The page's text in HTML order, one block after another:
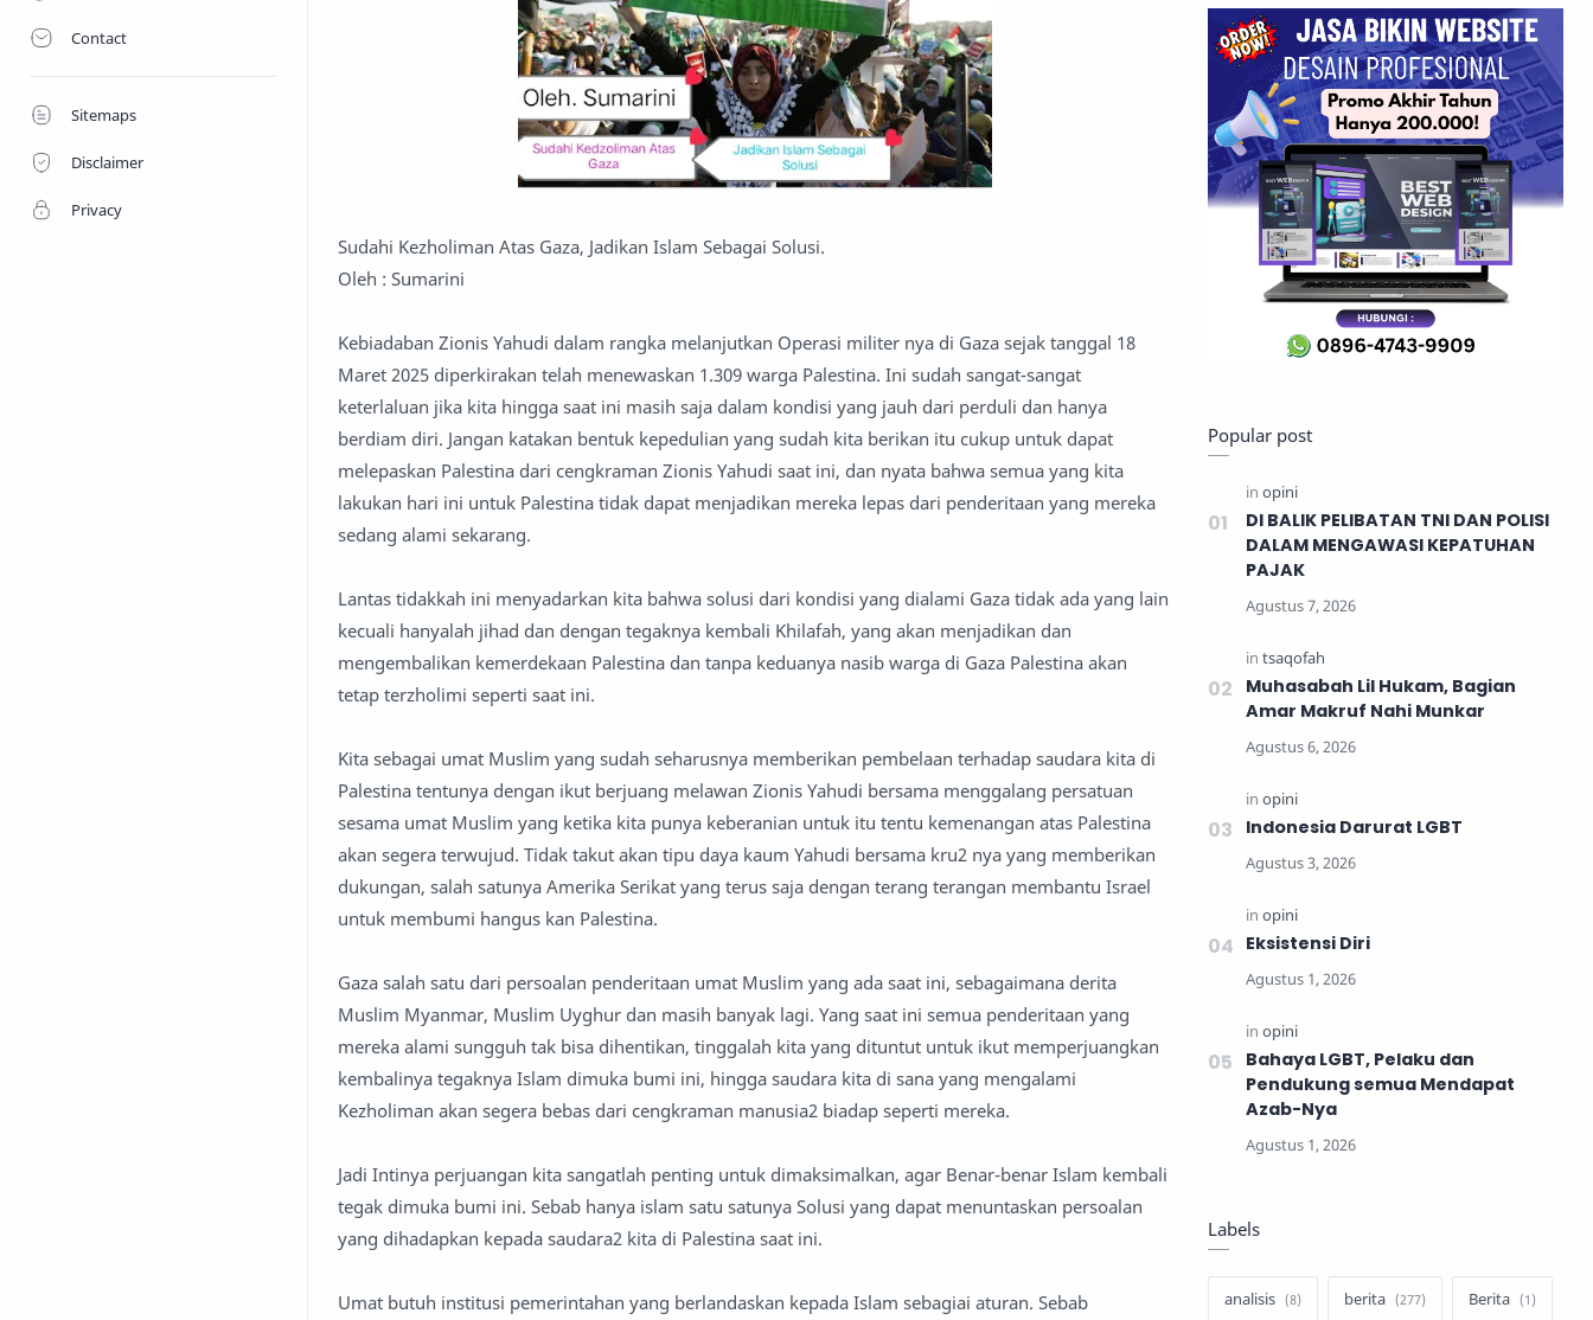
Contact
Sitemaps
Disclaimer
Privacy
Sudahi Kezholiman Atas Gaza, Jadikan Islam Sebagai Solusi.
Oleh : Sumarini
Kebiadaban Zionis Yahudi dalam rangka melanjutkan Operasi militer nya di Gaza sejak tanggal 18
Maret 2025 diperkirakan telah menewaskan 1.309 warga Palestina. Ini sudah sangat-sangat
keterlaluan jika kita hingga saat ini masih saja dalam kondisi yang jauh dari perduli dan hanya
berdiam diri. Jangan katakan bentuk kepedulian yang sudah kita berikan itu cukup untuk dapat
melepaskan Palestina dari cengkraman Zionis Yahudi saat ini, dan nyata bahwa semua yang kita
lakukan hari ini untuk Palestina tidak dapat menjadikan mereka lepas dari penderitaan yang mereka
sedang alami sekarang.
Lantas tidakkah ini menyadarkan kita bahwa solusi dari kondisi yang dialami Gaza tidak ada yang lain
kecuali hanyalah jihad dan dengan tegaknya kembali Khilafah, yang akan menjadikan dan
mengembalikan kemerdekaan Palestina dan tanpa keduanya nasib warga di Gaza Palestina akan
tetap terzholimi seperti saat ini.
Kita sebagai umat Muslim yang sudah seharusnya memberikan pembelaan terhadap saudara kita di
Palestina tentunya dengan ikut berjuang melawan Zionis Yahudi bersama menggalang persatuan
sesama umat Muslim yang ketika kita punya keberanian untuk itu tentu kemenangan atas Palestina
akan segera terwujud. Tidak takut akan tipu daya kaum Yahudi bersama kru2 nya yang memberikan
dukungan, salah satunya Amerika Serikat yang terus saja dengan terang terangan membantu Israel
untuk membumi hangus kan Palestina.
Gaza salah satu dari persoalan penderitaan umat Muslim yang ada saat ini, sebagaimana derita
Muslim Myanmar, Muslim Uyghur dan masih banyak lagi. Yang saat ini semua penderitaan yang
mereka alami sungguh tak bisa dihentikan, tinggalah kita yang dituntut untuk ikut memperjuangkan
kembalinya tegaknya Islam dimuka bumi ini, hingga saudara kita di sana yang mengalami
Kezholiman akan segera bebas dari cengkraman manusia2 biadap seperti mereka.
Jadi Intinya perjuangan kita sangatlah penting untuk dimaksimalkan, agar Benar-benar Islam kembali
tegak dimuka bumi ini. Sebab hanya islam satu satunya Solusi yang dapat menuntaskan persoalan
yang dihadapkan kepada saudara2 kita di Palestina saat ini.
Umat butuh institusi pemerintahan yang berlandaskan kepada Islam sebagiai aturan. Sebab
Popular post
DI BALIK PELIBATAN TNI DAN POLISI
DALAM MENGAWASI KEPATUHAN
PAJAK
Muhasabah Lil Hukam, Bagian
Amar Makruf Nahi Munkar
Indonesia Darurat LGBT
Eksistensi Diri
Bahaya LGBT, Pelaku dan
Pendukung semua Mendapat
Azab-Nya
Labels
analisis berita Berita